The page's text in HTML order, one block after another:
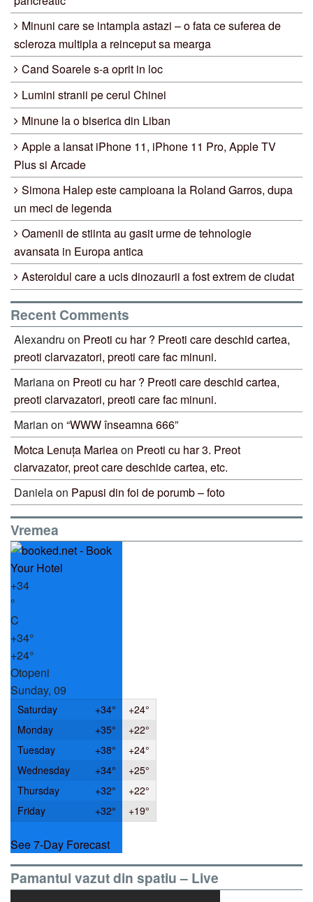
Minuni care se intampla astazi – o fata ce suferea de
scleroza multipla a reinceput sa mearga
Cand Soarele s-a oprit in loc
Lumini stranii pe cerul Chinei
Minune la o biserica din Liban
Apple a lansat iPhone 11, iPhone 11 Pro, Apple TV
Plus si Arcade
Simona Halep este campioana la Roland Garros, dupa
un meci de legenda
Oamenii de stiinta au gasit urme de tehnologie
avansata in Europa antica
Asteroidul care a ucis dinozaurii a fost extrem de ciudat
Recent Comments
Alexandru on Preoti cu har ? Preoti care deschid cartea,
preoti clarvazatori, preoti care fac minuni.
Marianaon Preoti cu har ? Preoti care deschid cartea,
preoti clarvazatori, preoti care fac minuni.
Marian on “WWW înseamna 666”
Motca Lenuța Marieaon Preoti cu har 3. Preot
clarvazator, preot care deschide cartea, etc.
Danielaon Papusi din foi de porumb – foto
Vremea
+34
°
C
+34°
+24°
Otopeni
Sunday, 09
Saturday +34° +24°
Monday
+35° +22°
Tuesday
+38° +24°
Wednesday
+34° +25°
Thursday
+32° +22°
Friday
+32° +19°
See 7-Day Forecast
Pamantul vazut din spatiu – Live